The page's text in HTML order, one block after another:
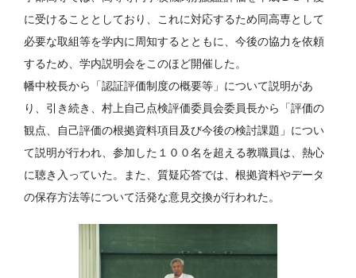
に受けることとしており、これに対応するため同高専として
必要な取組等を学内に周知するとともに、今後の協力を依頼
するため、学内説明会をこのほど開催した。
幡中校長から「認証評価制度の概要等」について説明があ
り、引き続き、村上自己点検評価委員会委員長から「評価の
観点、自己評価の根拠資料項目及び今後の検討課題」につい
て説明が行われ、参加した１００名を超える教職員は、熱心
に聴き入っていた。また、質疑応答では、根拠資料やデータ
の保存方法等について活発な意見交換が行われた。